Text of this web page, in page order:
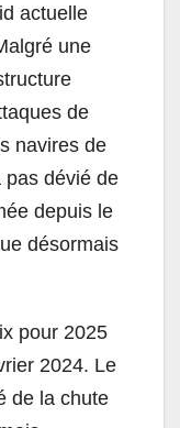
actuelle
une
de
navires de
pas dévié de
depuis le
désormais
pour 2025
2024. Le
de la chute